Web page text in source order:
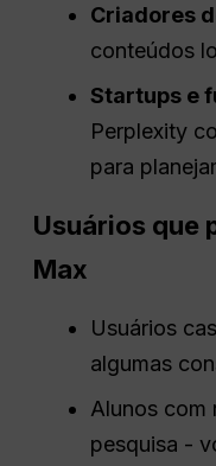
Criadores
conteúdos
Startups e
Perplexity
para
Usuários que
Max
Usuários
algumas
Alunos com
pesquisa -